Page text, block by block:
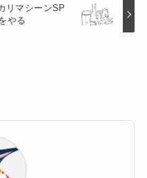
リマシーンSP
やる